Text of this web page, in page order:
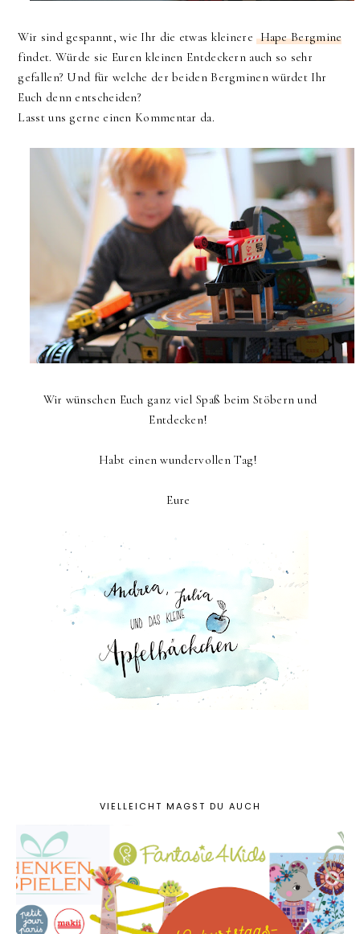
Wir sind gespannt, wie Ihr die etwas kleinereHape Bergmine
findet. Würde sie Euren kleinen Entdeckern auch so sehr
gefallen? Und für welche der beiden Bergminen würdet Ihr
Euch denn entscheiden?
Lasst uns gerne einen Kommentar da.
Wir wünschen Euch ganz viel Spaß beim Stöbern und
Entdecken!
Habt einen wundervollen Tag!
Eure
VIELLEICHT MAGST DU AUCH